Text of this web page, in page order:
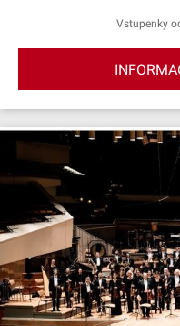
Vstupenky